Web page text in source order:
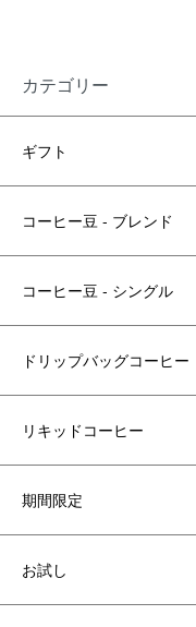
カテゴリー
ギフト
コーヒー豆 - ブレンド
コーヒー豆 ‐ シングル
ドリップバッグコーヒー
リキッドコーヒー
期間限定
お試し